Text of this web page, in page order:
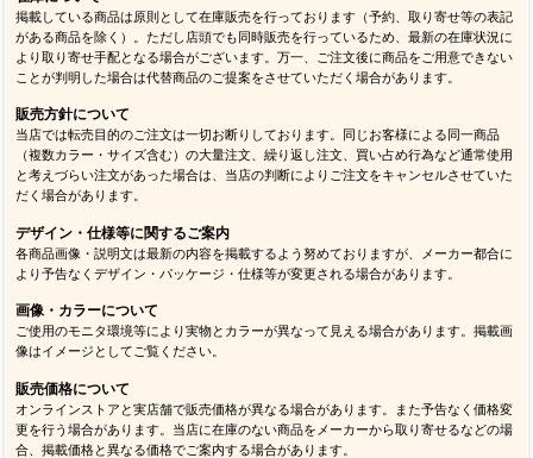
掲載している商品は原則として在庫販売を行っております（予約、取り寄せ等の表記
がある商品を除く）。ただし店頭でも同時販売を行っているため、最新の在庫状況に
より取り寄せ手配となる場合がございます。万一、ご注文後に商品をご用意できない
ことが判明した場合は代替商品のご提案をさせていただく場合があります。
販売方針について
当店では転売目的のご注文は一切お断りしております。同じお客様による同一商品
（複数カラー・サイズ含む）の大量注文、繰り返し注文、買い占め行為など通常使用
と考えづらい注文があった場合は、当店の判断によりご注文をキャンセルさせていた
だく場合があります。
デザイン・仕様等に関するご案内
各商品画像・説明文は最新の内容を掲載するよう努めておりますが、メーカー都合に
より予告なくデザイン・パッケージ・仕様等が変更される場合があります。
画像・カラーについて
ご使用のモニタ環境等により実物とカラーが異なって見える場合があります。掲載画
像はイメージとしてご覧ください。
販売価格について
オンラインストアと実店舗で販売価格が異なる場合があります。また予告なく価格変
更を行う場合があります。当店に在庫のない商品をメーカーから取り寄せるなどの場
合、掲載価格と異なる価格でご案内する場合があります。